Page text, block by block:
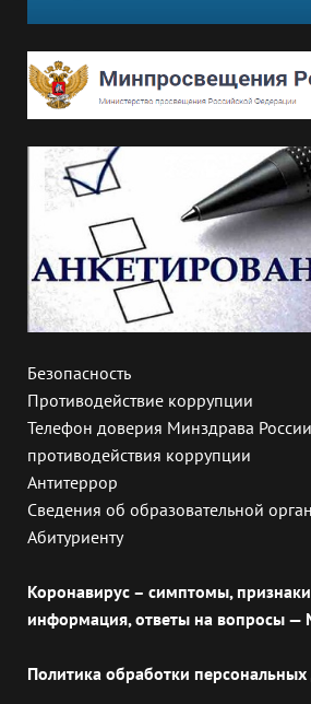
Безопасность
Противодействие коррупции
Телефон доверия Минздрава
противодействия коррупции
Антитеррор
Сведения об образовательной
Абитуриенту
Коронавирус – симптомы,
информация, ответы на вопросы —
Политика обработки